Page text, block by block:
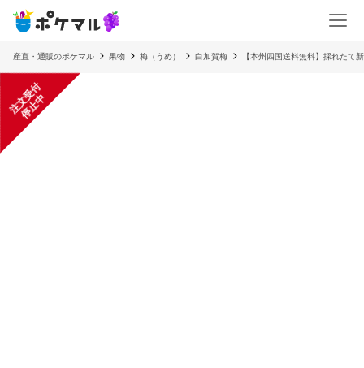
産直・通販のポケマル 果物 梅（うめ） 白加賀梅 【本州四国送料無料】採れたて
注
文
受
付
停
止
中